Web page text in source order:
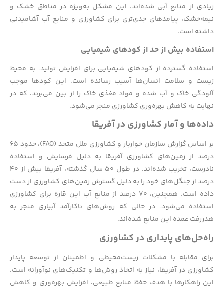
زیادی از منابع آبی شده‌اند. این مشکل به‌ویژه در مناطق خشک و
نیمه‌خشک، پیامدهای جدی‌تری برای کشاورزی و منابع آب آشامیدنی
داشته است.
استفاده بیش از حد از کودهای شیمیایی
استفاده گسترده از کودهای شیمیایی برای افزایش تولید، به محیط
زیست و سلامت انسان‌ها آسیب رسانده است. این کودها موجب
آلودگی خاک و آب شده و مواد مغذی خاک را از بین می‌برند، که در
نهایت به کاهش بهره‌وری کشاورزی منجر می‌شود.
داده‌ها و آمار کشاورزی در آفریقا
بر اساس گزارش سازمان خواربار و کشاورزی ملل متحد (FAO)، حدود ۶۵
درصد از زمین‌های کشاورزی آفریقا به دلیل فرسایش و استفاده
نادرست، تخریب شده‌اند. در طول ۵۰ سال گذشته، آفریقا بیش از ۴۰
درصد از جنگل‌های خود را به دلیل گسترش زمین‌های کشاورزی از دست
داده است. همچنین، ۷۰ درصد از منابع آب این قاره برای کشاورزی
استفاده می‌شود، در حالی که روش‌های ناکارآمد آبیاری منجر به
هدررفت عمده این منابع شده‌اند.
راه‌حل‌های پایداری در کشاورزی
برای مقابله با مشکلات زیست‌محیطی و اطمینان از توسعه پایدار
کشاورزی در آفریقا، نیاز به اتخاذ روش‌ها و تکنیک‌های نوآورانه است.
این راهکارها با هدف حفظ منابع طبیعی، افزایش بهره‌وری و کاهش